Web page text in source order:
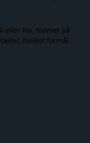
eller fra. Navnet på
hvilket formål